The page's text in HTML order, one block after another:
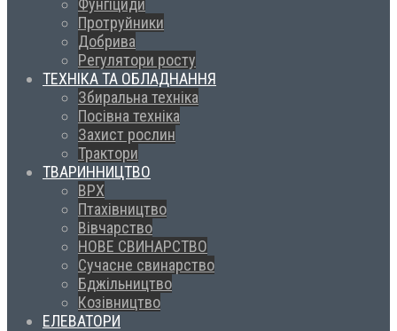
Фунгіциди
Протруйники
Добрива
Регулятори росту
ТЕХНІКА ТА ОБЛАДНАННЯ
Збиральна техніка
Посівна техніка
Захист рослин
Трактори
ТВАРИННИЦТВО
ВРХ
Птахівництво
Вівчарство
НОВЕ СВИНАРСТВО
Сучасне свинарство
Бджільництво
Козівництво
ЕЛЕВАТОРИ